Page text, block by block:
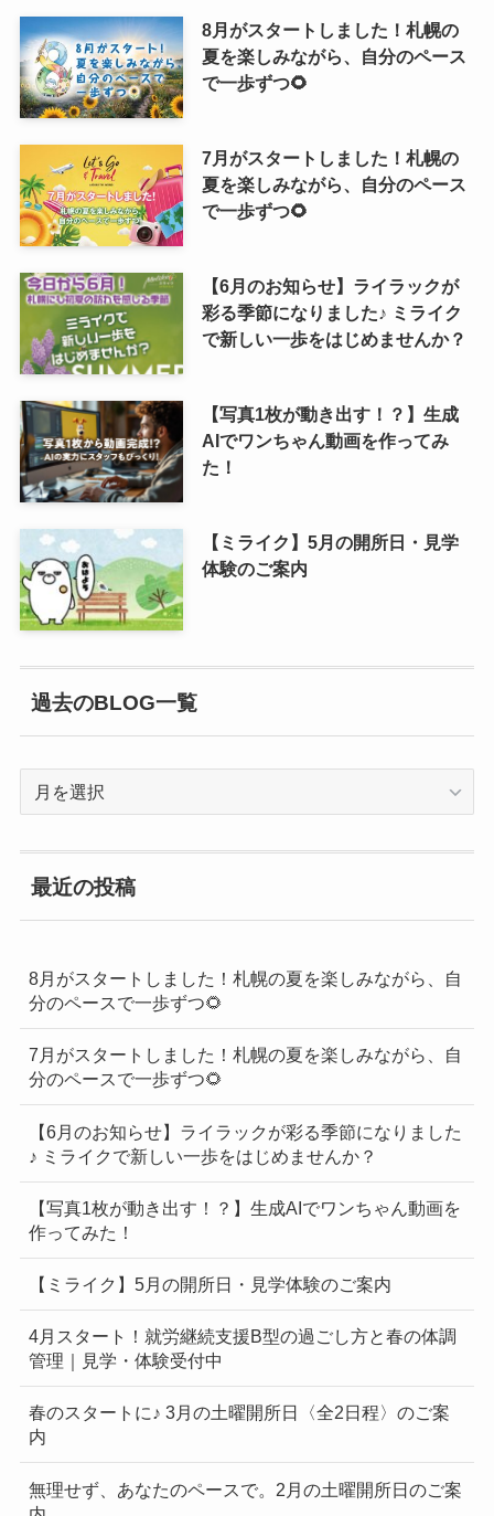
8月がスタートしました！札幌の
夏を楽しみながら、自分のペース
で一歩ずつ🌻
7月がスタートしました！札幌の
夏を楽しみながら、自分のペース
で一歩ずつ🌻
【6月のお知らせ】ライラックが
彩る季節になりました♪ ミライク
で新しい一歩をはじめませんか？
【写真1枚が動き出す！？】生成
AIでワンちゃん動画を作ってみ
た！
【ミライク】5月の開所日・見学
体験のご案内
過去のBLOG一覧
一
覧
最近の投稿
8月がスタートしました！札幌の夏を楽しみながら、自
分のペースで一歩ずつ🌻
7月がスタートしました！札幌の夏を楽しみながら、自
分のペースで一歩ずつ🌻
【6月のお知らせ】ライラックが彩る季節になりました
♪ ミライクで新しい一歩をはじめませんか？
【写真1枚が動き出す！？】生成AIでワンちゃん動画を
作ってみた！
【ミライク】5月の開所日・見学体験のご案内
4月スタート！就労継続支援B型の過ごし方と春の体調
管理｜見学・体験受付中
春のスタートに♪ 3月の土曜開所日〈全2日程〉のご案
内
無理せず、あなたのペースで。2月の土曜開所日のご案